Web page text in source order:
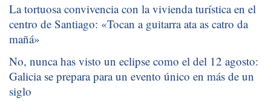
La tortuosa convivencia con la vivienda turística en el
centro de Santiago: «Tocan a guitarra ata as catro da
mañá»
No, nunca has visto un eclipse como el del 12 agosto:
Galicia se prepara para un evento único en más de un
siglo